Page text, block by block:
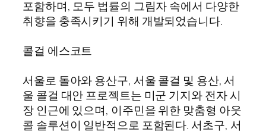
포함하며, 모두 법률의 그림자 속에서 다양한
취향을 충족시키기 위해 개발되었습니다.
콜걸 에스코트
서울로 돌아와 용산구, 서울 콜걸 및 용산, 서
울 콜걸 대안 프로젝트는 미군 기지와 전자 시
장 인근에 있으며, 이주민을 위한 맞춤형 아웃
콜 솔루션이 일반적으로 포함된다. 서초구, 서